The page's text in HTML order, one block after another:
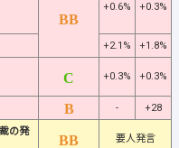
+0.6% +0.3%
+2.1% +1.8%
+0.3% +0.3%
-
+28
の発
要人発言